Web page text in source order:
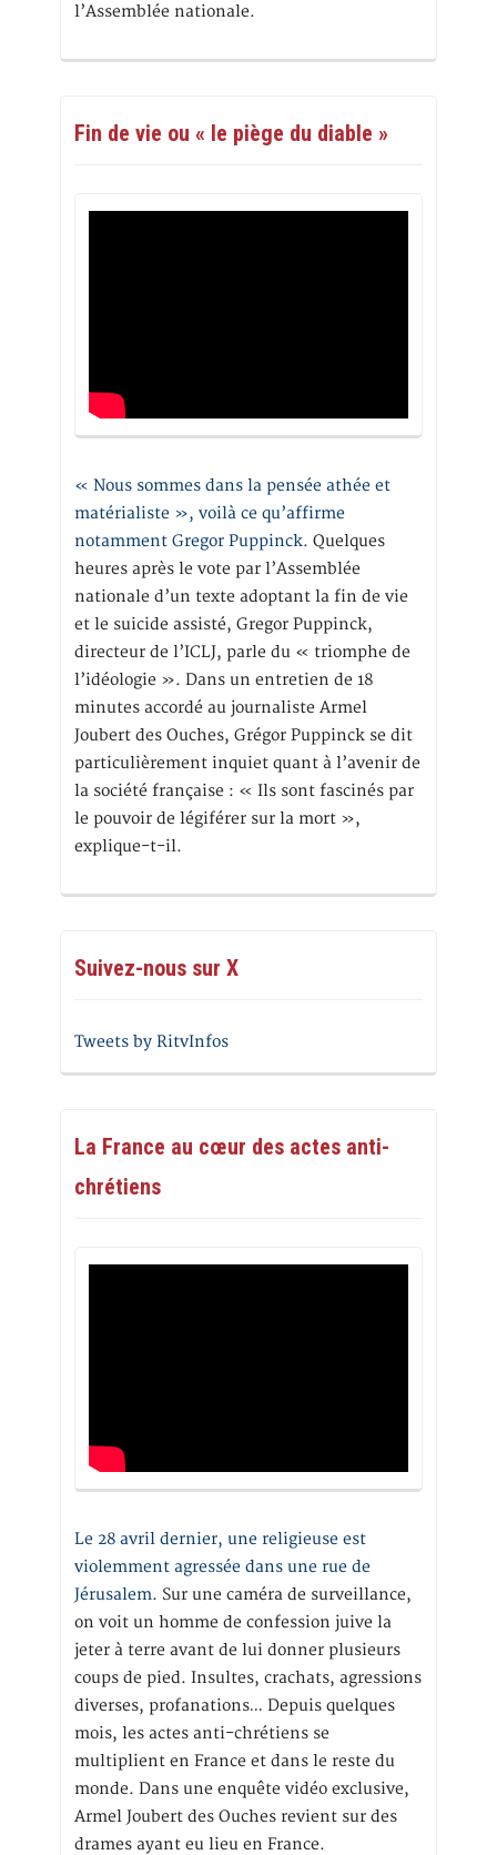
l’Assemblée nationale.
Fin de vie ou « le piège du diable »
« Nous sommes dans la pensée athée et
matérialiste », voilà ce qu’affirme
notamment Gregor Puppinck. Quelques
heures après le vote par l’Assemblée
nationale d’un texte adoptant la fin de vie
et le suicide assisté, Gregor Puppinck,
directeur de l’ICLJ, parle du « triomphe de
l’idéologie ». Dans un entretien de 18
minutes accordé au journaliste Armel
Joubert des Ouches, Grégor Puppinck se dit
particulièrement inquiet quant à l’avenir de
la société française : « Ils sont fascinés par
le pouvoir de légiférer sur la mort »,
explique-t-il.
Suivez-nous sur X
Tweets by RitvInfos
La France au cœur des actes anti-
chrétiens
Le 28 avril dernier, une religieuse est
violemment agressée dans une rue de
Jérusalem. Sur une caméra de surveillance,
on voit un homme de confession juive la
jeter à terre avant de lui donner plusieurs
coups de pied. Insultes, crachats, agressions
diverses, profanations… Depuis quelques
mois, les actes anti-chrétiens se
multiplient en France et dans le reste du
monde. Dans une enquête vidéo exclusive,
Armel Joubert des Ouches revient sur des
drames ayant eu lieu en France.